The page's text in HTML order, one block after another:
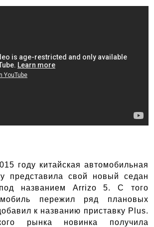
году китайская автомобильная
представила свой новый седан
под названием Arrizo 5. С того
пережил ряд плановых
к названию приставку Plus.
рынка новинка получила